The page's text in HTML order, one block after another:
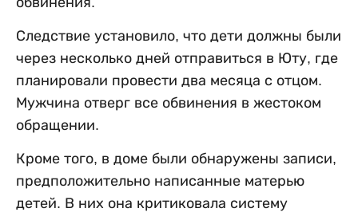
Следствие установило, что дети должны были
через несколько дней отправиться в Юту, где
планировали провести два месяца с отцом.
Мужчина отверг все обвинения в жестоком
обращении.
Кроме того, в доме были обнаружены записи,
предположительно написанные матерью
детей. В них она критиковала систему